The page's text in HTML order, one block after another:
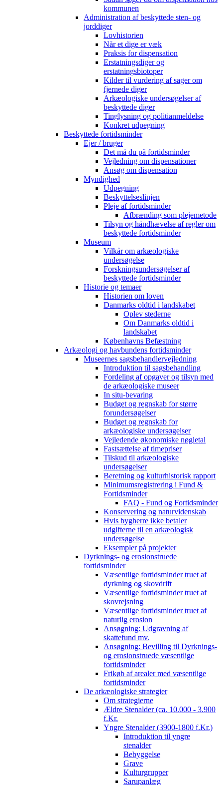
kommunen
Administration af beskyttede sten- og
jorddiger
Lovhistorien
Når et dige er væk
Praksis for dispensation
Erstatningsdiger og
erstatningsbiotoper
Kilder til vurdering af sager om
fjernede diger
Arkæologiske undersøgelser af
beskyttede diger
Tinglysning og politianmeldelse
Konkret udpegning
Beskyttede fortidsminder
Ejer / bruger
Det må du på fortidsminder
Vejledning om dispensationer
Ansøg om dispensation
Myndighed
Udpegning
Beskyttelseslinjen
Pleje af fortidsminder
Afbrænding som plejemetode
Tilsyn og håndhævelse af regler om
beskyttede fortidsminder
Museum
Vilkår om arkæologiske
undersøgelse
Forskningsundersøgelser af
beskyttede fortidsminder
Historie og temaer
Historien om loven
Danmarks oldtid i landskabet
Oplev stederne
Om Danmarks oldtid i
landskabet
Københavns Befæstning
Arkæologi og havbundens fortidsminder
Museernes sagsbehandlervejledning
Introduktion til sagsbehandling
Fordeling af opgaver og tilsyn med
de arkæologiske museer
In situ-bevaring
Budget og regnskab for større
forundersøgelser
Budget og regnskab for
arkæologiske undersøgelser
Vejledende økonomiske nøgletal
Fastsættelse af timepriser
Tilskud til arkæologiske
undersøgelser
Beretning og kulturhistorisk rapport
Minimumsregistrering i Fund &
Fortidsminder
FAQ - Fund og Fortidsminder
Konservering og naturvidenskab
Hvis bygherre ikke betaler
udgifterne til en arkæologisk
undersøgelse
Eksempler på projekter
Dyrknings- og erosionstruede
fortidsminder
Væsentlige fortidsminder truet af
dyrkning og skovdrift
Væsentlige fortidsminder truet af
skovrejsning
Væsentlige fortidsminder truet af
naturlig erosion
Ansøgning: Udgravning af
skattefund mv.
Ansøgning: Bevilling til Dyrknings-
og erosionstruede væsentlige
fortidsminder
Frikøb af arealer med væsentlige
fortidsminder
De arkæologiske strategier
Om strategierne
Ældre Stenalder (ca. 10.000 - 3.900
f.Kr.
Yngre Stenalder (3900-1800 f.Kr.)
Introduktion til yngre
stenalder
Bebyggelse
Grave
Kulturgrupper
Sarupanlæg